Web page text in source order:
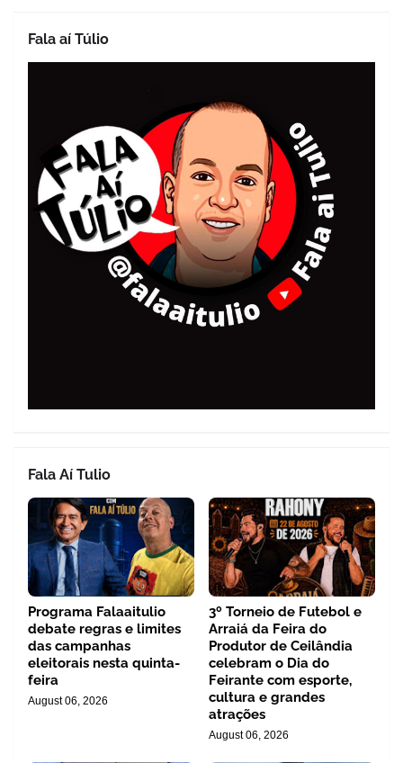
Fala aí Túlio
Fala Aí Tulio
Programa Falaaitulio
debate regras e limites
das campanhas
eleitorais nesta quinta-
feira
August 06, 2026
3º Torneio de Futebol e
Arraiá da Feira do
Produtor de Ceilândia
celebram o Dia do
Feirante com esporte,
cultura e grandes
atrações
August 06, 2026